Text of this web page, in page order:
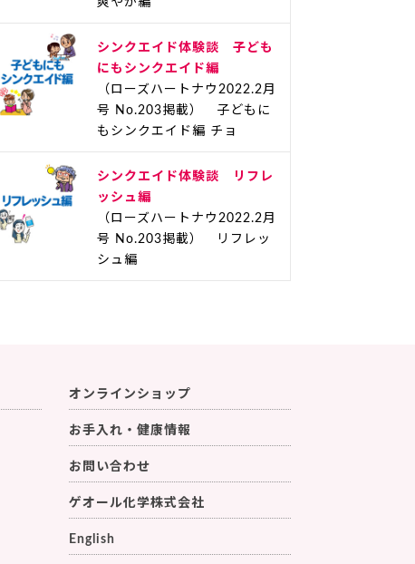
爽やか編
シンクエイド体験談 子ども
にもシンクエイド編
（ローズハートナウ2022.2月
号 No.203掲載） 子どもに
もシンクエイド編 チョ
シンクエイド体験談 リフレ
ッシュ編
（ローズハートナウ2022.2月
号 No.203掲載） リフレッ
シュ編
オンラインショップ
お手入れ・健康情報
お問い合わせ
ゲオール化学株式会社
English